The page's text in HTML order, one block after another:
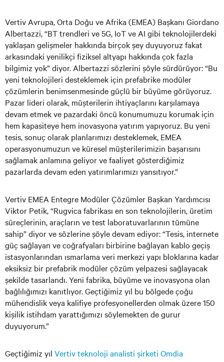
Vertiv Avrupa, Orta Doğu ve Afrika (EMEA) Başkanı Giordano
Albertazzi, “BT trendleri ve 5G, IoT ve AI gibi teknolojilerdeki
yaklaşan gelişmeler hakkında birçok şey duyuyoruz fakat
arkasındaki yenilikçi fiziksel altyapı hakkında çok fazla
bilgimiz yok” diyor. Albertazzi sözlerini şöyle sürdürüyor: “Bu
yeni teknolojileri desteklemek için prefabrike modüler
çözümlerin benimsenmesinde güçlü bir büyüme görüyoruz.
Pazar lideri olarak, müşterilerin ihtiyaçlarını karşılamaya
devam etmek ve pazardaki öncü konumumuzu korumak için
hem kapasiteye hem inovasyona yatırım yapıyoruz. Bu yeni
tesis, sonuç olarak planlarımızı desteklemek, EMEA
operasyonumuzun ve küresel müşterilerimizin başarısını
sağlamak anlamına geliyor ve faaliyet gösterdiğimiz
pazarlarda devam eden yatırımlarımızı yansıtıyor.”
Vertiv EMEA Entegre Modüler Çözümler Başkan Yardımcısı
Viktor Petik, “Rugvica fabrikası en son teknolojilerin, üretim
süreçlerinin, araçların ve test laboratuvarlarının tümüne
sahip” diyor ve sözlerine şöyle devam ediyor: “Tesis, internete
güç sağlayan ve coğrafyaları birbirine bağlayan kablo geçiş
istasyonlarından ısmarlama veri merkezi yapı bloklarına kadar
eksiksiz bir prefabrik modüler çözüm yelpazesi sağlayacak
şekilde tasarlandı. Yeni fabrika, büyüme ve inovasyona olan
bağlılığımızı kanıtlıyor. Geçtiğimiz yıl bu bölgede çoğu
mühendislik veya kalifiye profesyonellerden olmak üzere 150
kişilik istihdam yarattığımızı söylemekten de gurur
duyuyorum.”
Geçtiğimiz yıl Vertiv teknoloji analisti şirketi Omdia